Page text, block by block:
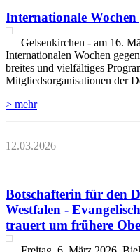
Internationale Wochen
Gelsenkirchen - am 16.
Internationalen Wochen
breites und vielfältiges
Mitgliedsorganisationen der
> mehr
12.03.2026
Botschafterin für den
Westfalen -
trauert um frühere